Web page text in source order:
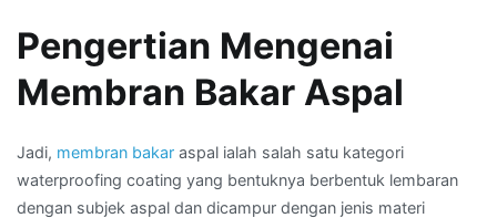
Pengertian Mengenai
Membran Bakar Aspal
Jadi, membran bakar aspal ialah salah satu kategori
waterproofing coating yang bentuknya berbentuk lembaran
dengan subjek aspal dan dicampur dengan jenis materi